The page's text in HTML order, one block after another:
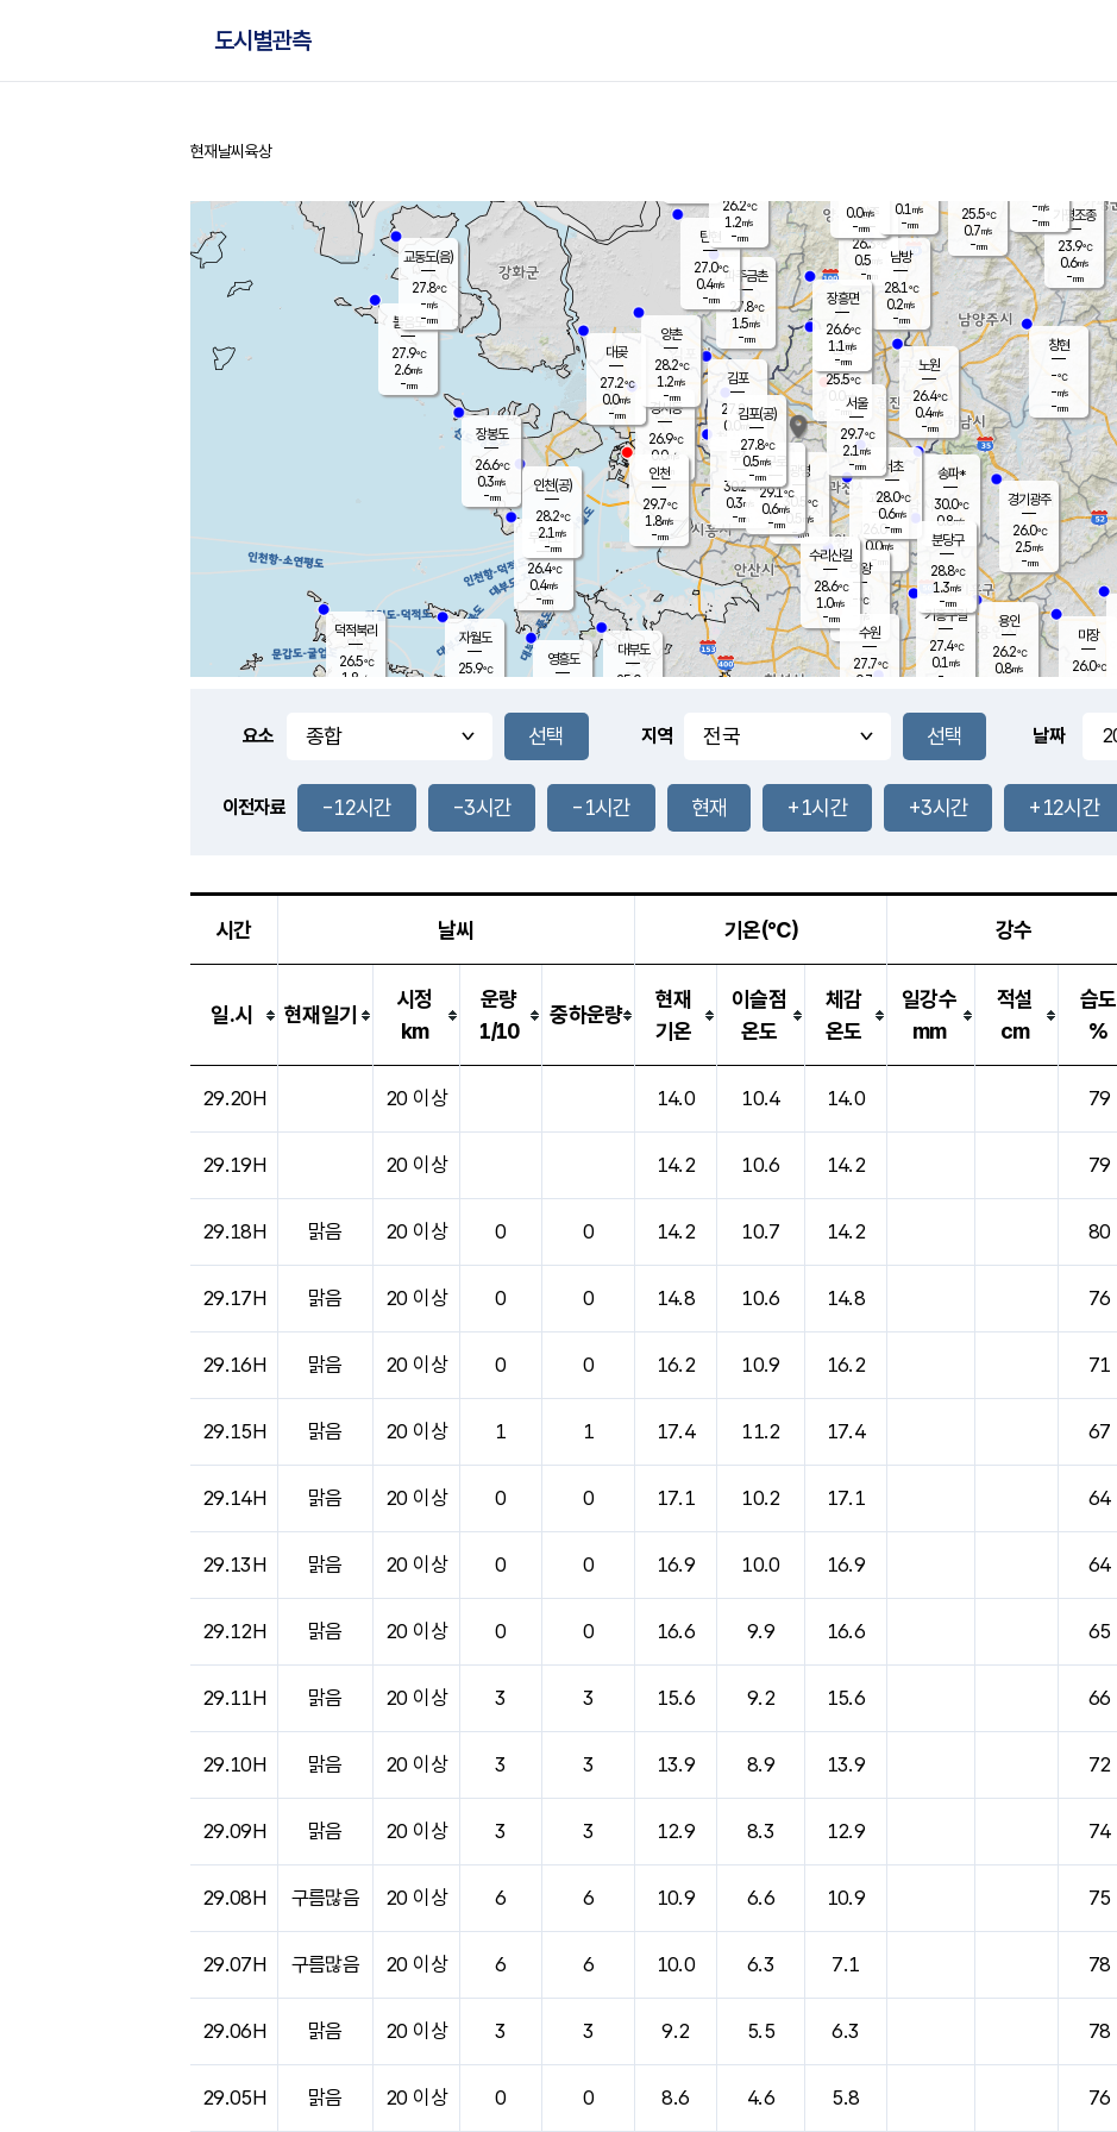
도시별관측
홈
현재날씨 육상
풍도
0.8m/s
무의도
26.4℃
0.4m/s
-mm
영흥도
볼음도
27.9℃
2.6m/s
-mm
자월도
25.9℃
양주
26.3℃
0.5
-mm
과천
26.0℃
0.0m/s
- mm
장봉도
26.6℃
0.3m/s
-mm
-mm
-mm
용인
26.2℃
0.8m/s
경기광주
26.0℃
2.5m/s
-mm
26.2
℃
대부도
25.0
-
경서동
26.9℃
0.0m/s
-mm
파주금촌
27.8℃
1.5m/s
-mm
가평조종
23.9℃
0.6m/s
-mm
25.5℃
0.7m/s
-mm
대곶
27.2℃
0.0m/s
-mm
창현
-℃
-m/s
-mm
탄현
27.0℃
0.4m/s
-mm
-m/s
-mm
27.8℃
0.0m/s
-mm
마장
26.0℃
의왕
- ℃
m/s
mm
김포
27.8℃
0.0 m/s
mm
광명
30.5 ℃
0.5 m/s
-mm
부천
30.2℃
0.3m/s
-mm
-mm
양촌
28.2℃
1.2m/s
-mm
구로
29.1℃
0.6m/s
-mm
은평
25.5℃
0.0 m/s
- mm
노원
26.4℃
0.4m/s
-mm
송파*
30.0℃
0.8m/s
-mm
서초
28.0℃
0.6m/s
-mm
남방
28.1℃
0.2m/s
-mm
기흥구갈
27.4℃
0.1 m/s
-
수리산길
28.6℃
1.0m/s
-mm
분당구
28.8℃
1.3m/s
-mm
장흥면
26.6℃
1.1 m/s
-mm
0.0m/s
-mm
덕적북리
26.5℃
1.8 m/s
인천(공)
28.2℃
2.1 m/s
-mm
김포(공)
27.8℃
0.5m/s
-mm
교동도(음)
27.8℃
-m/s
-mm
수원
27.7℃
0.7 m/s
인천
29.7℃
1.8m/s
-mm
서울
29.7℃
2.1 m/s
-mm
26.2℃
1.2m/s
-mm
0.1 m/s
-mm
요소 지역 날짜
이전자료 -12시간 -3시간 -1시간 현재 +1시간 +3시간 +12시간
시간 날씨 기온(℃) 강수
일.시 현재일기
시정
km
운량
1/10
중하운량
현재
기온
이슬점
온도
체감
온도
일강수
mm
적설
cm
습도
%
29.20H 20 이상 14.0 10.4 14.0 79
29.19H 20 이상 14.2 10.6 14.2 79
29.18H 맑음 20 이상 0 0 14.2 10.7 14.2 80
29.17H 맑음 20 이상 0 0 14.8 10.6 14.8 76
29.16H 맑음 20 이상 0 0 16.2 10.9 16.2 71
29.15H 맑음 20 이상 1 1 17.4 11.2 17.4 67
29.14H 맑음 20 이상 0 0 17.1 10.2 17.1 64
29.13H 맑음 20 이상 0 0 16.9 10.0 16.9 64
29.12H 맑음 20 이상 0 0 16.6 9.9 16.6 65
29.11H 맑음 20 이상 3 3 15.6 9.2 15.6 66
29.10H 맑음 20 이상 3 3 13.9 8.9 13.9 72
29.09H 맑음 20 이상 3 3 12.9 8.3 12.9 74
29.08H 구름많음 20 이상 6 6 10.9 6.6 10.9 75
29.07H 구름많음 20 이상 6 6 10.0 6.3 7.1 78
29.06H 맑음 20 이상 3 3 9.2 5.5 6.3 78
29.05H 맑음 20 이상 0 0 8.6 4.6 5.8 76